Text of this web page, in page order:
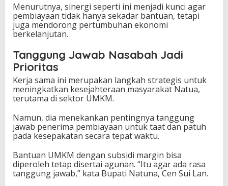
Menurutnya, sinergi seperti ini menjadi kunci agar
pembiayaan tidak hanya sekadar bantuan, tetapi
juga mendorong pertumbuhan ekonomi
berkelanjutan.
Tanggung Jawab Nasabah Jadi
Prioritas
Kerja sama ini merupakan langkah strategis untuk
meningkatkan kesejahteraan masyarakat Natua,
terutama di sektor UMKM.
Namun, dia menekankan pentingnya tanggung
jawab penerima pembiayaan untuk taat dan patuh
pada kesepakatan secara tepat waktu.
Bantuan UMKM dengan subsidi margin bisa
diperoleh tetap disertai agunan. “Itu agar ada rasa
tanggung jawab,” kata Bupati Natuna, Cen Sui Lan.